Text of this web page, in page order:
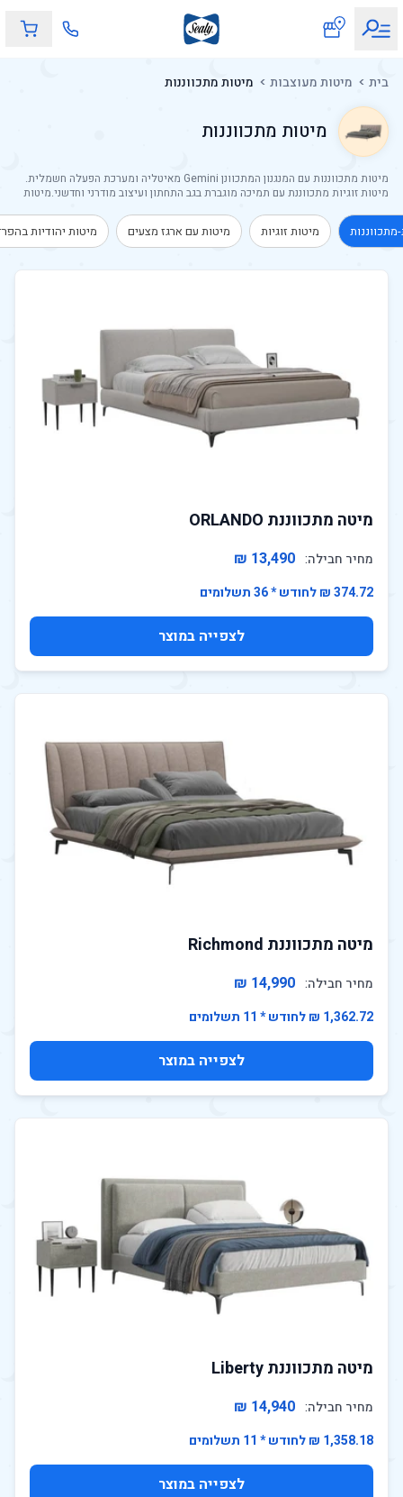
בית מיטות מעוצבות מיטות מתכווננות
מיטות מתכווננות
מיטות מתכווננות עם המנגנון המתכוונן Gemini מאיטליה ומערכת הפעלה חשמלית.
מיטות זוגיות מתכווננת עם תמיכה מוגברת בגב התחתון ועיצוב מודרני וחדשני.מיטות
מתכווננות עם מנגנון מתכוונן Gemini של סילי המיוצר באיטליה עם מערכת הפעלה
חשמלית.בסיס ה Gemini המתכוונן של סילי כולל 10 שנות אחריות מותנית, עם שלט
מתקדם וזיכרון תנוחות שינה אישיהבסיס מורכב מרצועות עץ אלסטיות לנוחות מרבית
מתכווננות מיטות זוגיות מיטות עם ארגז מצעים מיטות יהודיות
מיטה מתכווננת ORLANDO
מחיר חבילה: 13,490 ₪
374.72 ₪ לחודש * 36 תשלומים
לצפייה במוצר
מיטה מתכווננת Richmond
מחיר חבילה: 14,990 ₪
1,362.72 ₪ לחודש * 11 תשלומים
לצפייה במוצר
מיטה מתכווננת Liberty
מחיר חבילה: 14,940 ₪
1,358.18 ₪ לחודש * 11 תשלומים
לצפייה במוצר